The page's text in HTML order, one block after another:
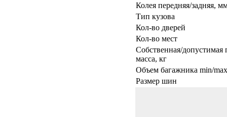
Колея передняя/задняя,
Тип кузова
Кол-во дверей
Кол-во мест
Собственная/допустимая
масса, кг
Объем багажника min/
Размер шин